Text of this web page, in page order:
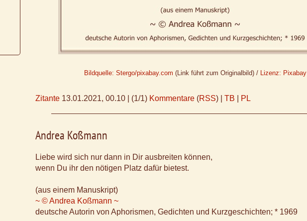
Bildquelle: Stergo/pixabay.com (Link führt zum Originalbild) / Lizenz: Pixabay
Zitante 13.01.2021, 00.10 (1/1) Kommentare (RSS) | TB PL
Andrea Koßmann
Liebe wird sich nur dann in Dir ausbreiten können,
wenn Du ihr den nötigen Platz dafür bietest.
(aus einem Manuskript)
~ © Andrea Koßmann ~
deutsche Autorin von Aphorismen, Gedichten und Kurzgeschichten; * 1969